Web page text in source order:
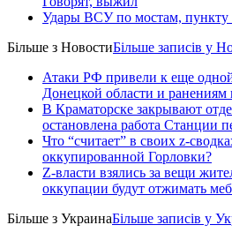
Удары ВСУ по мостам, пункту
Більше з НовостиБільше записів у
Атаки РФ привели к еще
Донецкой области и ранениям
В Краматорске закрывают
остановлена работа Станции
Что “считает” в своих z-
оккупированной Горловки?
Z-власти взялись за вещи
оккупации будут отжимать
Більше з УкраинаБільше записів у